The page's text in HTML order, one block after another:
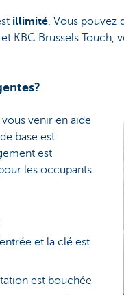
illimité. Vous pouvez
KBC Brussels
venir en aide
base est
est
les occupants
et la clé est
est bouchée